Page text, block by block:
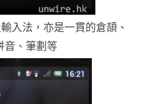
入法，亦是一貫的倉頡、
音、筆劃等